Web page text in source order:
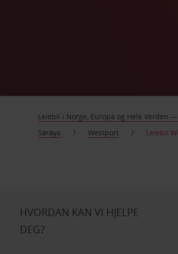
Leiebil i Norge, Europa og Hele Verden
Sørøya
Westport Leiebil
HVORDAN KAN VI HJELPE
DEG?